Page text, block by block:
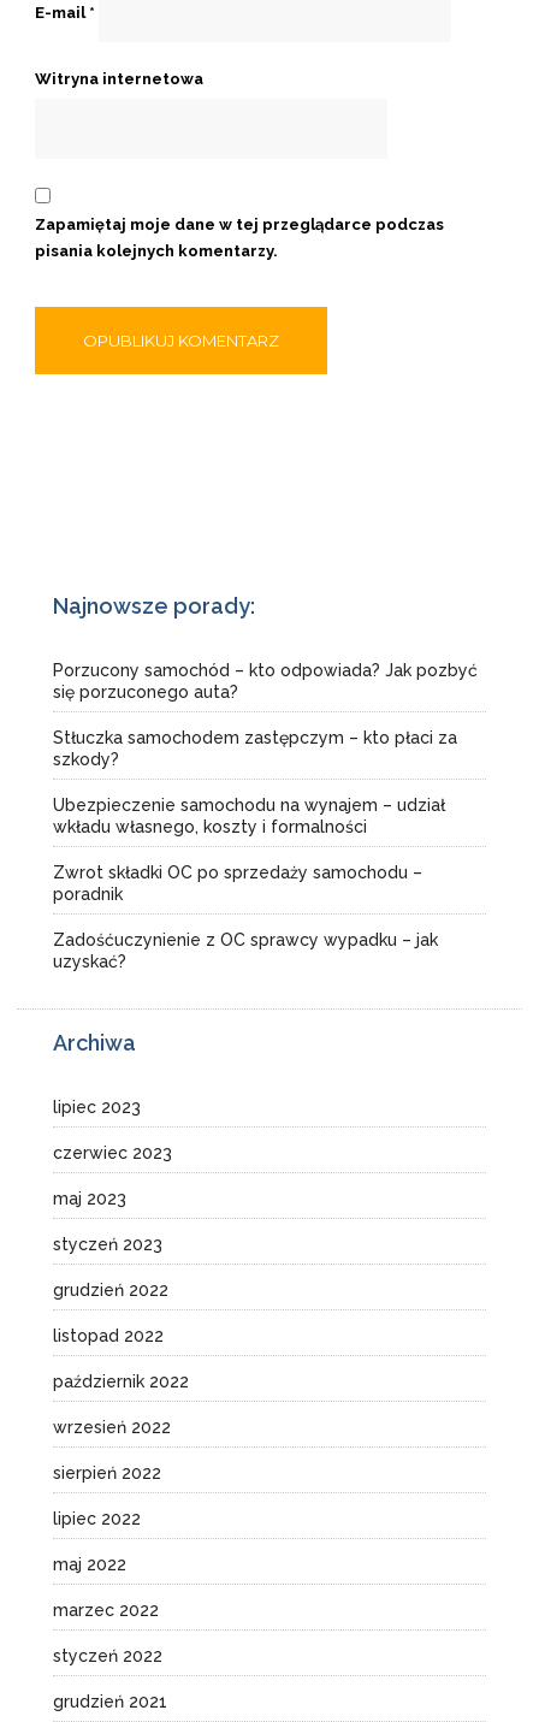
E-mail *
Witryna internetowa
Zapamiętaj moje dane w tej przeglądarce podczas
pisania kolejnych komentarzy.
Najnowsze porady:
Porzucony samochód – kto odpowiada? Jak pozbyć
się porzuconego auta?
Stłuczka samochodem zastępczym – kto płaci za
szkody?
Ubezpieczenie samochodu na wynajem – udział
wkładu własnego, koszty i formalności
Zwrot składki OC po sprzedaży samochodu –
poradnik
Zadośćuczynienie z OC sprawcy wypadku – jak
uzyskać?
Archiwa
lipiec 2023
czerwiec 2023
maj 2023
styczeń 2023
grudzień 2022
listopad 2022
październik 2022
wrzesień 2022
sierpień 2022
lipiec 2022
maj 2022
marzec 2022
styczeń 2022
grudzień 2021